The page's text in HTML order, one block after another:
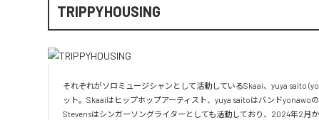
TRIPPYHOUSING
それぞれがソロミュージシャンとして活動しているSkaai、yuya saito
ット。Skaaiはヒップホップアーティスト、yuya saitoはバンドyonawo
Stevensはシンガーソングライターとしても活動しており、2024年2月